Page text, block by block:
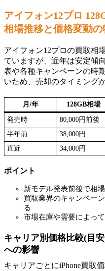
アイフォン12プロ
相場推移と価格変動の
アイフォン12プロの買取相
ていますが、近年は安定傾
表や各種キャンペーンの時
いため、売却のタイミング
月/年 128GB相場
発売時 80,000円前後
半年前
38,000円
直近
34,000円
ポイント
新モデル発表前後で相
買取業界のキャンペー
る
市場在庫や需要によっ
キャリア別価格比較(目
への影響
キャリアごとにiPhone買取